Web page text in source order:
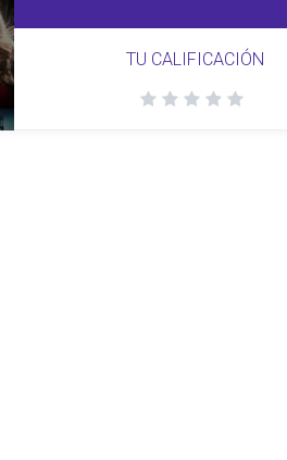
TU CALIFICACIÓN